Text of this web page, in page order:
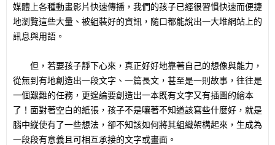
媒體上各種動畫影片快速傳播，我們的孩子已經很習慣快速而便捷
地瀏覽這些大量、被組裝好的資訊，隨口都能說出一大堆網站上的
訊息與用語。
但，若要孩子靜下心來，真正好好地靠著自己的想像與能力，
從無到有地創造出一段文字、一篇長文，甚至是一則故事，往往是
一個艱難的任務，更遑論要創造出一本既有文字又有插圖的繪本
了！面對著空白的紙張，孩子不是嚷著不知道該寫些什麼好，就是
腦中縱使有了一些想法，卻不知該如何將其組織架構起來，生成為
一段段有意義且可相互承接的文字或畫面。